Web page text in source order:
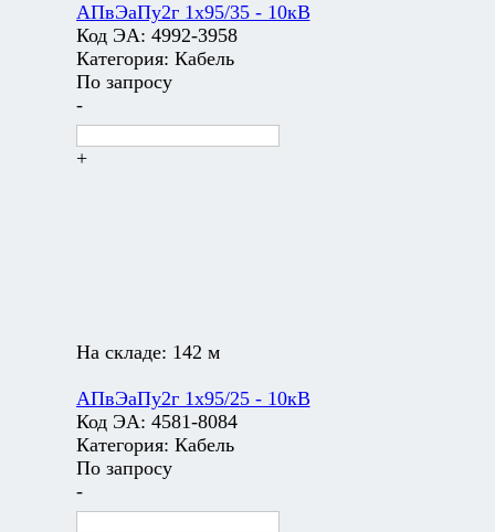
АПвЭаПу2г 1х95/35 - 10кВ
Код ЭА: 4992-3958
Категория: Кабель
По запросу
-
+
На складе: 142 м
АПвЭаПу2г 1х95/25 - 10кВ
Код ЭА: 4581-8084
Категория: Кабель
По запросу
-